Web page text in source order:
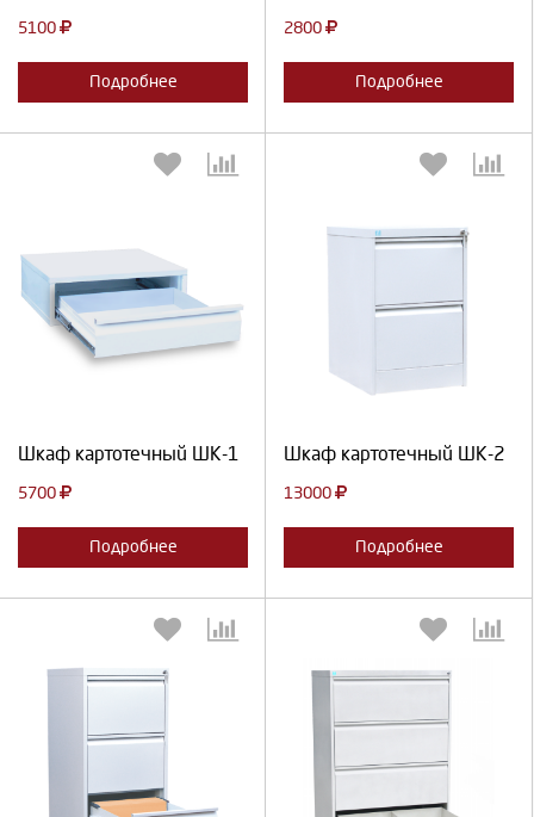
5100
Подробнее
2800
Подробнее
Шкаф картотечный ШК-1
5700
Подробнее
Выберите количество:
Шкаф картотечный ШК-2
13000
Подробнее
Выберите количество:
Выберите количество: